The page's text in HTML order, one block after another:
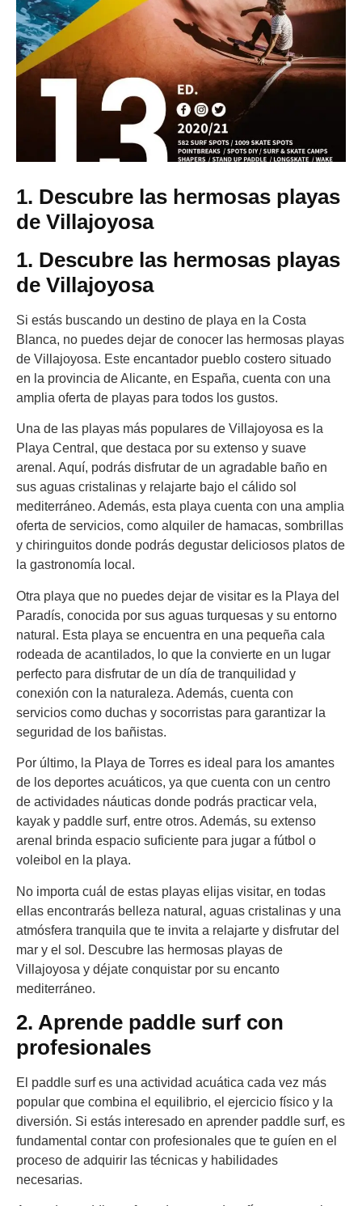
1. Descubre las hermosas playas
de Villajoyosa
1. Descubre las hermosas playas
de Villajoyosa
Si estás buscando un destino de playa en la Costa
Blanca, no puedes dejar de conocer las hermosas playas
de Villajoyosa. Este encantador pueblo costero situado
en la provincia de Alicante, en España, cuenta con una
amplia oferta de playas para todos los gustos.
Una de las playas más populares de Villajoyosa es la
Playa Central, que destaca por su extenso y suave
arenal. Aquí, podrás disfrutar de un agradable baño en
sus aguas cristalinas y relajarte bajo el cálido sol
mediterráneo. Además, esta playa cuenta con una amplia
oferta de servicios, como alquiler de hamacas, sombrillas
y chiringuitos donde podrás degustar deliciosos platos de
la gastronomía local.
Otra playa que no puedes dejar de visitar es la Playa del
Paradís, conocida por sus aguas turquesas y su entorno
natural. Esta playa se encuentra en una pequeña cala
rodeada de acantilados, lo que la convierte en un lugar
perfecto para disfrutar de un día de tranquilidad y
conexión con la naturaleza. Además, cuenta con
servicios como duchas y socorristas para garantizar la
seguridad de los bañistas.
Por último, la Playa de Torres es ideal para los amantes
de los deportes acuáticos, ya que cuenta con un centro
de actividades náuticas donde podrás practicar vela,
kayak y paddle surf, entre otros. Además, su extenso
arenal brinda espacio suficiente para jugar a fútbol o
voleibol en la playa.
No importa cuál de estas playas elijas visitar, en todas
ellas encontrarás belleza natural, aguas cristalinas y una
atmósfera tranquila que te invita a relajarte y disfrutar del
mar y el sol. Descubre las hermosas playas de
Villajoyosa y déjate conquistar por su encanto
mediterráneo.
2. Aprende paddle surf con
profesionales
El paddle surf es una actividad acuática cada vez más
popular que combina el equilibrio, el ejercicio físico y la
diversión. Si estás interesado en aprender paddle surf, es
fundamental contar con profesionales que te guíen en el
proceso de adquirir las técnicas y habilidades
necesarias.